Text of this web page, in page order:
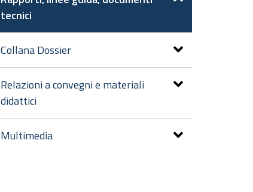
tecnici
Collana Dossier
Relazioni a convegni e materiali
didattici
Multimedia